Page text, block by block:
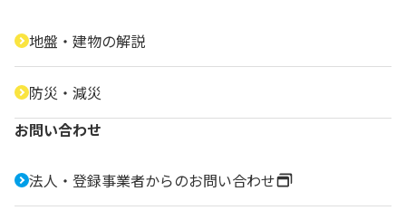
地盤・建物の解説
防災・減災
お問い合わせ
法人・登録事業者からのお問い合わせ